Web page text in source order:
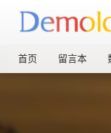
首页 留言本